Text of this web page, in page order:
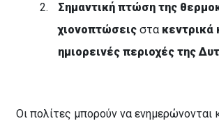
Σημαντική πτώση της
χιονοπτώσειςστα κεντρικά
ημιορεινές περιοχές της
Οι πολίτες μπορούν να ενημερώνονται